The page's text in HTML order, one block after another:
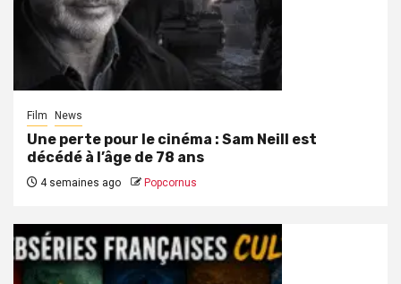
Film News
Une perte pour le cinéma : Sam Neill est
décédé à l’âge de 78 ans
4 semaines ago Popcornus